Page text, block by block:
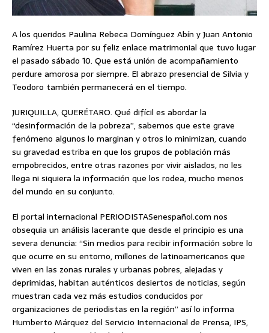
A los queridos Paulina Rebeca Domínguez Abín y Juan Antonio
Ramírez Huerta por su feliz enlace matrimonial que tuvo lugar
el pasado sábado 10. Que está unión de acompañamiento
perdure amorosa por siempre. El abrazo presencial de Silvia y
Teodoro también permanecerá en el tiempo.
JURIQUILLA, QUERÉTARO. Qué difícil es abordar la
“desinformación de la pobreza”, sabemos que este grave
fenómeno algunos lo marginan y otros lo minimizan, cuando
su gravedad estriba en que los grupos de población más
empobrecidos, entre otras razones por vivir aislados, no les
llega ni siquiera la información que los rodea, mucho menos
del mundo en su conjunto.
El portal internacional PERIODISTASenespañol.com nos
obsequia un análisis lacerante que desde el principio es una
severa denuncia: “Sin medios para recibir información sobre lo
que ocurre en su entorno, millones de latinoamericanos que
viven en las zonas rurales y urbanas pobres, alejadas y
deprimidas, habitan auténticos desiertos de noticias, según
muestran cada vez más estudios conducidos por
organizaciones de periodistas en la región” así lo informa
Humberto Márquez del Servicio Internacional de Prensa, IPS,